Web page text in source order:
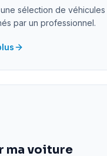
sélection de
par un professionnel.
ma voiture